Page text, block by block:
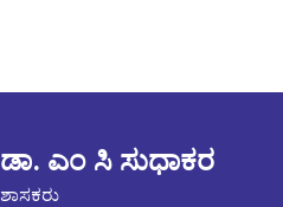
ಡಾ. ಎಂ ಸಿ ಸುಧಾಕರ
ಶಾಸಕರು